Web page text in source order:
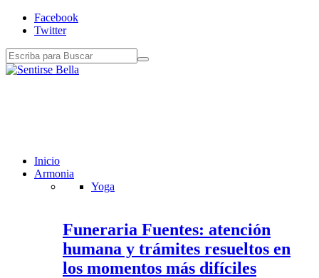
Facebook
Twitter
Inicio
Armonia
Yoga
Funeraria Fuentes: atención
humana y trámites resueltos en
los momentos más difíciles